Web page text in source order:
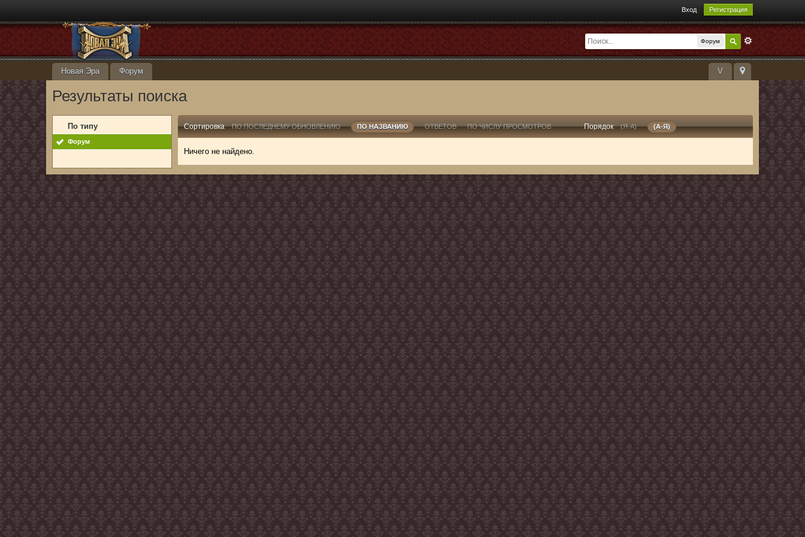
Вход Регистрация
Форум
V
Новая Эра Форум
Результаты поиска
По типу
Форум
Сортировка ПО ПОСЛЕДНЕМУ ОБНОВЛЕНИЮ ПО НАЗВАНИЮ ОТВЕТОВ ПО ЧИСЛУ ПРОСМОТРОВ Порядок (Я-А) (А-Я)
Ничего не найдено.